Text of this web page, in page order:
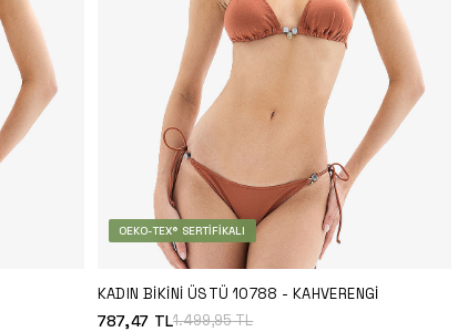
OEKO-TEX® SERTIFIKALI
KADIN BIKINI ÜSTÜ 10788 - KAHVERENGI
787,47 TL1.499,95TL